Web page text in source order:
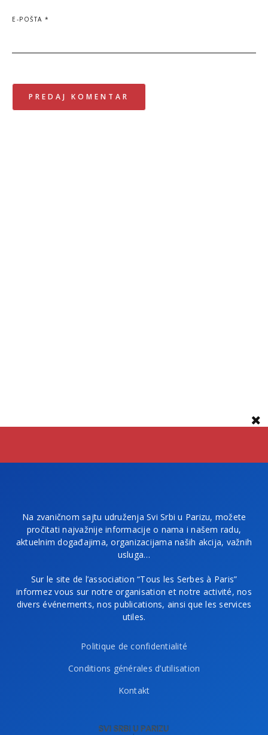
E-POŠTA *
Na zvaničnom sajtu udruženja Svi Srbi u Parizu, možete
pročitati najvažnije informacije o nama i našem radu,
aktuelnim događajima, organizacijama naših akcija, važnih
usluga…
Sur le site de l’association “Tous les Serbes à Paris”
informez vous sur notre organisation et notre activité, nos
divers événements, nos publications, ainsi que les services
utiles.
Politique de confidentialité
Conditions générales d’utilisation
Kontakt